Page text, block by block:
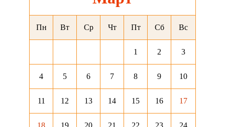
Пн Вт Ср Чт Пт Сб Вс
1 2 3
4 5 6 7 8 9 10
11 12 13 14 15 16 17
18 19 20 21 22 23 24